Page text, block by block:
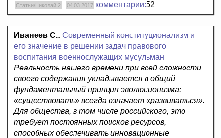
Статьи/Николай 2 04.03.2017 комментарии:52
Иванеев С.: Современный конституционализм и
его значение в решении задач правового
воспитания военнослужащих мусульман
Реальность нашего времени при всей сложности
своего содержания укладывается в общий
фундаментальный принцип эволюционизма:
«существовать» всегда означает «развиваться».
Для общества, в том числе российского, это
требует постоянных поисков ресурсов,
способных обеспечивать инновационные